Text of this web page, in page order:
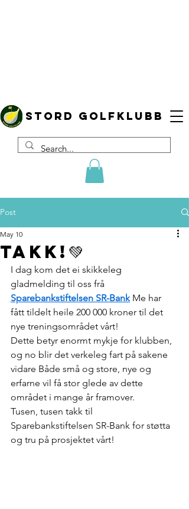
Stord golfklubb
Post
TAKK!💚
May 10
I dag kom det ei skikkeleg
gladmelding til oss frå
Sparebankstiftelsen SR-Bank Me har
fått tildelt heile 200 000 kroner til det
nye treningsområdet vårt!
Dette betyr enormt mykje for klubben,
og no blir det verkeleg fart på sakene
vidare Både små og store, nye og
erfarne vil få stor glede av dette
området i mange år framover.
Tusen, tusen takk til
Sparebankstiftelsen SR-Bank for støtta
og tru på prosjektet vårt!